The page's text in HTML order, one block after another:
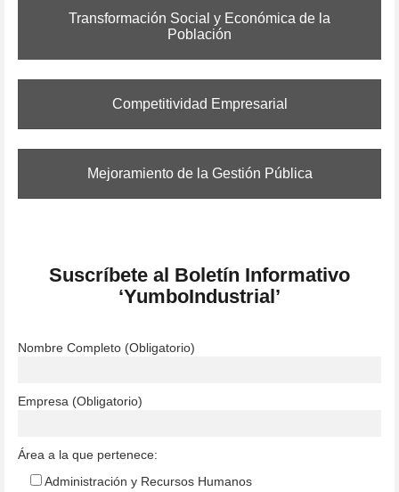
Transformación Social y Económica de la
Población
Competitividad Empresarial
Mejoramiento de la Gestión Pública
Suscríbete al Boletín Informativo
‘YumboIndustrial’
Nombre Completo (Obligatorio)
Empresa (Obligatorio)
Área a la que pertenece:
Administración y Recursos Humanos